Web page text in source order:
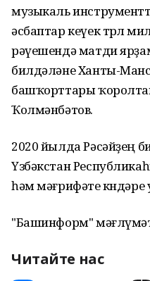
музыкаль
әсбаптар кеүек төрлө
рәүешендә матди
билдәләне Ханты-
башҡорттары
Ҡолмәнбәтов.
2020 йылда Рәсәйҙең
Үзбәкстан
һәм мәғрифәте көндәре
"Башинформ"
Читайте нас